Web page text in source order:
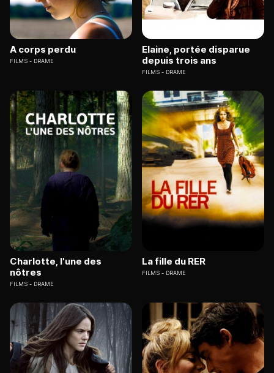
A corps perdu
FILMS DRAME
Elaine, portée disparue
depuis trois ans
FILMS DRAME
Charlotte, l'une des
nôtres
FILMS DRAME
La fille du RER
FILMS DRAME